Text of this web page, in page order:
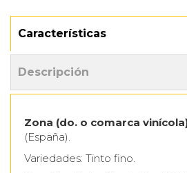
Características
Descripción
Zona (do. o comarca
(España).
Variedades: Tinto fino.